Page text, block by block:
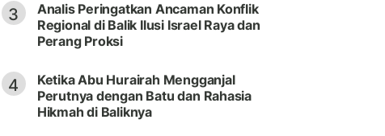
3
Analis Peringatkan Ancaman Konflik
Regional di Balik Ilusi Israel Raya dan
Perang Proksi
4
Ketika Abu Hurairah Mengganjal
Perutnya dengan Batu dan Rahasia
Hikmah di Baliknya